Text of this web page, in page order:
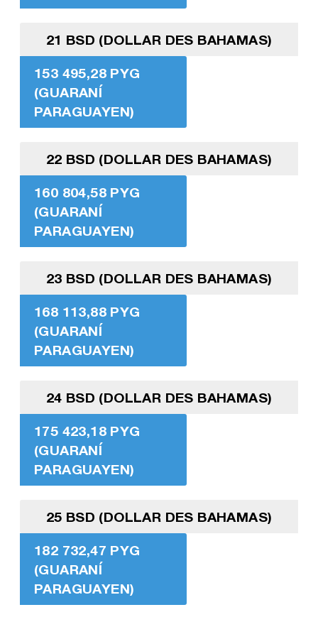
21 BSD (DOLLAR DES BAHAMAS)
153 495,28 PYG
(GUARANÍ
PARAGUAYEN)
22 BSD (DOLLAR DES BAHAMAS)
160 804,58 PYG
(GUARANÍ
PARAGUAYEN)
23 BSD (DOLLAR DES BAHAMAS)
168 113,88 PYG
(GUARANÍ
PARAGUAYEN)
24 BSD (DOLLAR DES BAHAMAS)
175 423,18 PYG
(GUARANÍ
PARAGUAYEN)
25 BSD (DOLLAR DES BAHAMAS)
182 732,47 PYG
(GUARANÍ
PARAGUAYEN)